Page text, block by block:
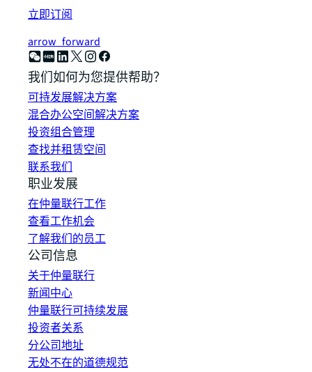
立即订阅
arrow_forward
我们如何为您提供帮助？
可持发展解决方案
混合办公空间解决方案
投资组合管理
查找并租赁空间
联系我们
职业发展
在仲量联行工作
查看工作机会
了解我们的员工
公司信息
关于仲量联行
新闻中心
仲量联行可持续发展
投资者关系
分公司地址
无处不在的道德规范